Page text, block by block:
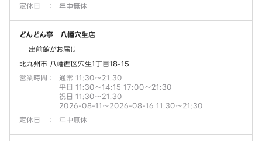
定休日
： 年中無休
どんどん亭 八幡穴生店
出前館がお届け
北九州市 八幡西区穴生1丁目18-15
営業時間 ：
通常 11:30～21:30
平日 11:30～14:15 17:00～21:30
祝日 11:30～21:30
2026-08-11～2026-08-16 11:30～21:30
定休日
： 年中無休